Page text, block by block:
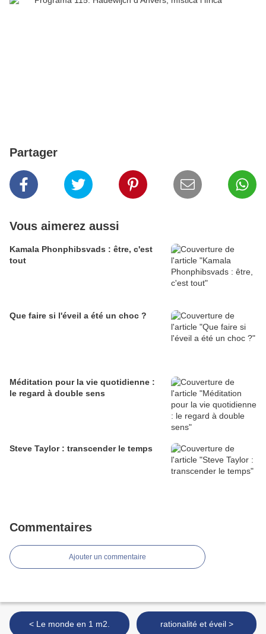
Partager
Vous aimerez aussi
Kamala Phonphibsvads : être, c'est
tout
Que faire si l'éveil a été un choc ?
Méditation pour la vie quotidienne :
le regard à double sens
Steve Taylor : transcender le temps
Commentaires
Ajouter un commentaire
< Le monde en 1 m2. rationalité et éveil >